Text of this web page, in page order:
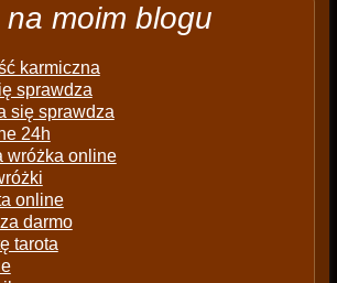
moim blogu
karmiczna
sprawdza
się sprawdza
24h
wróżka online
online
darmo
tarota